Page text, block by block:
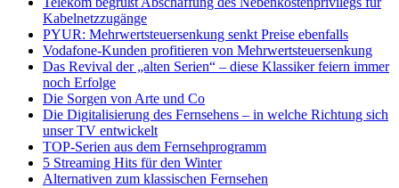
Kabelnetzzugänge
PYUR: Mehrwertsteuersenkung senkt Preise ebenfalls
Vodafone-Kunden profitieren von Mehrwertsteuersenkung
Das Revival der „alten Serien“ – diese Klassiker feiern immer
noch Erfolge
Die Sorgen von Arte und Co
Die Digitalisierung des Fernsehens – in welche Richtung sich
unser TV entwickelt
TOP-Serien aus dem Fernsehprogramm
5 Streaming Hits für den Winter
Alternativen zum klassischen Fernsehen